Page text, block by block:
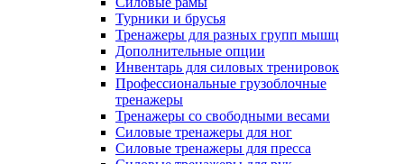
Турники и брусья
Тренажеры для разных групп мышц
Дополнительные опции
Инвентарь для силовых тренировок
Профессиональные грузоблочные
тренажеры
Тренажеры со свободными весами
Силовые тренажеры для ног
Силовые тренажеры для пресса